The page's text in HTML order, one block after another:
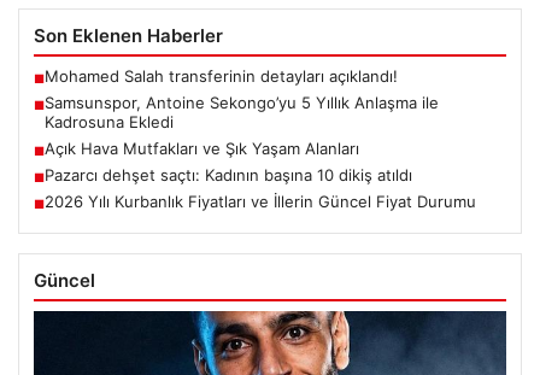
Son Eklenen Haberler
■Mohamed Salah transferinin detayları açıklandı!
■Samsunspor, Antoine Sekongo’yu 5 Yıllık Anlaşma ile
Kadrosuna Ekledi
■Açık Hava Mutfakları ve Şık Yaşam Alanları
■Pazarcı dehşet saçtı: Kadının başına 10 dikiş atıldı
■2026 Yılı Kurbanlık Fiyatları ve İllerin Güncel Fiyat Durumu
Güncel